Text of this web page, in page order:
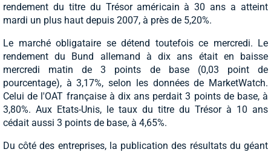
rendement du titre du Trésor américain à 30 ans a atteint
mardi un plus haut depuis 2007, à près de 5,20%.
Le marché obligataire se détend toutefois ce mercredi. Le
rendement du Bund allemand à dix ans était en baisse
mercredi matin de 3 points de base (0,03 point de
pourcentage), à 3,17%, selon les données de MarketWatch.
Celui de l'OAT française à dix ans perdait 3 points de base, à
3,80%. Aux Etats-Unis, le taux du titre du Trésor à 10 ans
cédait aussi 3 points de base, à 4,65%.
Du côté des entreprises, la publication des résultats du géant